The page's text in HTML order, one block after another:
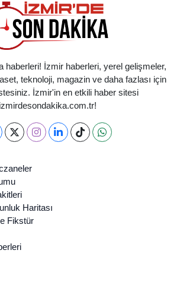
haberleri! İzmir haberleri, yerel gelişmeler,
teknoloji, magazin ve daha fazlası için
İzmir'in en etkili haber sitesi
izmirdesondakika.com.tr!
Haritası
Fikstür